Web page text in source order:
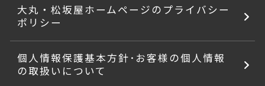
大丸・松坂屋ホームページのプライバシー
ポリシー
個人情報保護基本方針･お客様の個人情報
の取扱いについて